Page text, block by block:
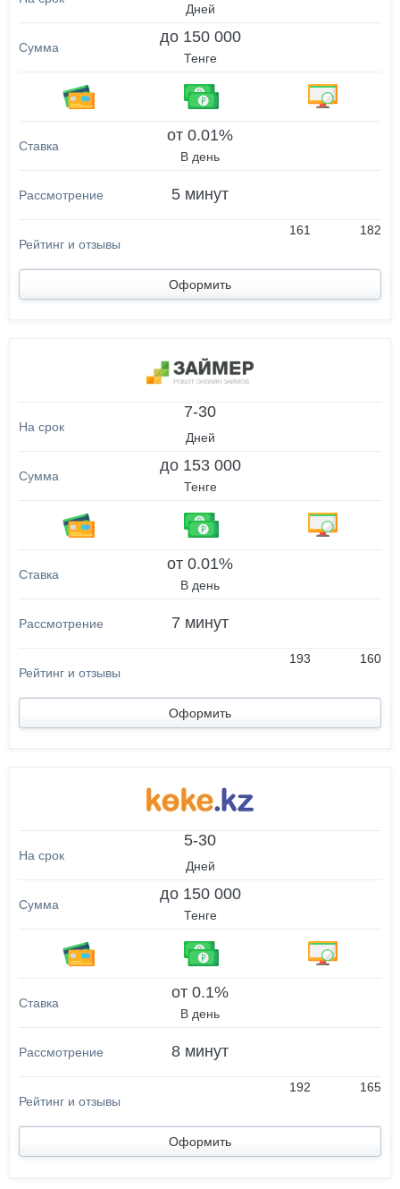
Дней
до 150 000
Тенге
от 0.01%
В день
5 минут
161 182
Оформить
7-30
Дней
до 153 000
Тенге
от 0.01%
В день
7 минут
193 160
Оформить
5-30
Дней
до 150 000
Тенге
от 0.1%
В день
8 минут
192 165
Оформить